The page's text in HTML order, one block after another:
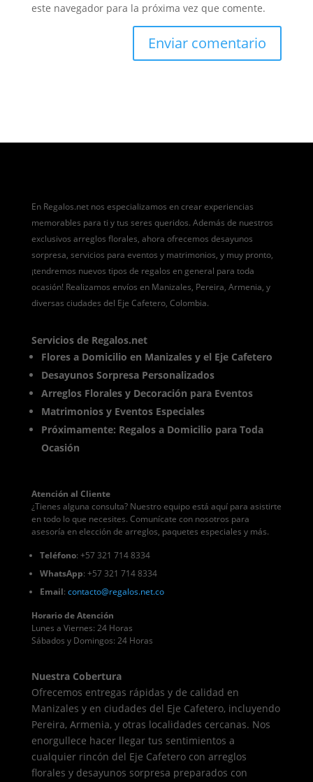
este navegador para la próxima vez que comente.
En Regalos.net nos especializamos en crear experiencias
memorables para ti y tus seres queridos. Además de nuestros
exclusivos arreglos florales, ahora ofrecemos desayunos
sorpresa, servicios para eventos y matrimonios, y muy pronto,
¡tendremos nuevos tipos de regalos en general para toda
ocasión! Realizamos envíos en Manizales, Pereira, Armenia, y
diversas ciudades del Eje Cafetero, Colombia.
Servicios de Regalos.net
Flores a Domicilio en Manizales y el Eje Cafetero
Desayunos Sorpresa Personalizados
Arreglos Florales y Decoración para Eventos
Matrimonios y Eventos Especiales
Próximamente: Regalos a Domicilio para Toda
Ocasión
Atención al Cliente
¿Tienes alguna consulta? Nuestro equipo está aquí para asistirte
en todo lo que necesites. Comunícate con nosotros para
asesoría en elección de arreglos, paquetes especiales y más.
Teléfono: +57 321 714 8334
WhatsApp: +57 321 714 8334
Email: contacto@regalos.net.co
Horario de Atención
Lunes a Viernes: 24 Horas
Sábados y Domingos: 24 Horas
Nuestra Cobertura
Ofrecemos entregas rápidas y de calidad en
Manizales y en ciudades del Eje Cafetero, incluyendo
Pereira, Armenia, y otras localidades cercanas. Nos
enorgullece hacer llegar tus sentimientos a
cualquier rincón del Eje Cafetero con arreglos
florales y desayunos sorpresa preparados con